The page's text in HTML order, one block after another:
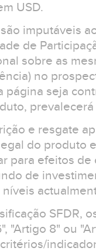
USD.
imputáveis
de
sobre as
no
página seja
e resgate
do produto
para efeitos
de
SFDR,
"Artigo 8" ou